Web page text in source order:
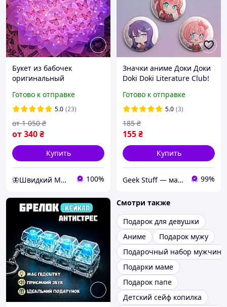
Букет из бабочек
оригинальный
Доставка по Украине
Готово к отправке
5.0 (23)
от340₴
от 1 050 ₴
Купить
🦋Швидкий Метелик 🇺🇦 | Подарунки ручної роботи 100%
Значки аниме Доки Доки
Doki Doki Literature Club!
Готово к отправке
5.0 (3)
155₴
185 ₴
Купить
Geek Stuff — магазин аниме, гиков, Kpop товаров. Сувениры с вашим принтом и полиграфия 99%
Смотри также
Подарок для девушки
Аниме
Подарок мужу
Подарочный набор мужчине
Подарки маме
Подарок папе
Детский сейф копилка